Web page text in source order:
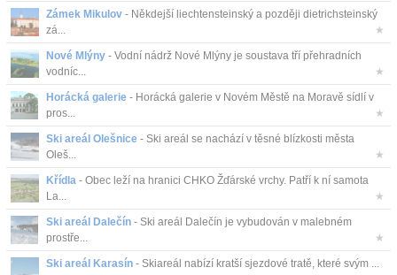
Zámek Mikulov - Někdejší liechtensteinský a později dietrichsteinský
zá...
★
Nové Mlýny - Vodní nádrž Nové Mlýny je soustava tří přehradních
vodníc...
★
Horácká galerie - Horácká galerie v Novém Městě na Moravě sídlí v
pros...
★
Ski areál Olešnice - Ski areál se nachází v těsné blízkosti města
Oleš...
★
Křídla - Obec leží na hranici CHKO Žďárské vrchy. Patří k ní samota
La...
★
Ski areál Dalečín - Ski areál Dalečín je vybudován v malebném
prostře...
★
Ski areál Karasín - Skiareál nabízí kratší sjezdové tratě, které svým ...